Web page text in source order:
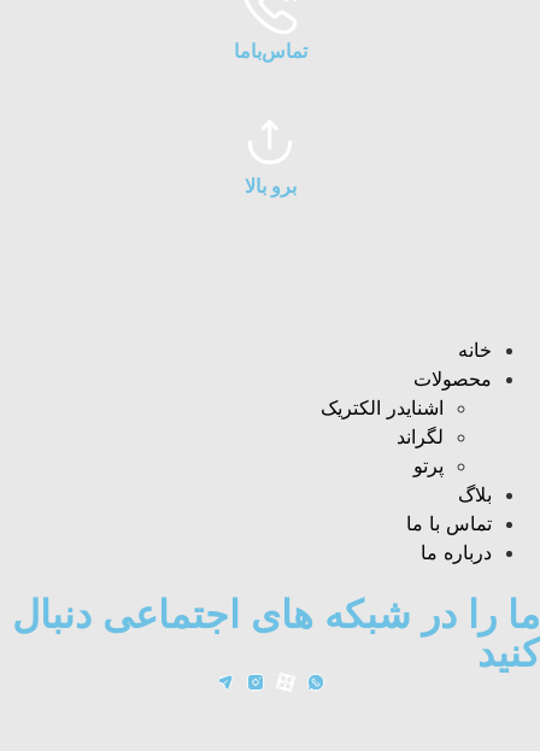
تماس‌با‌ما
برو بالا
خانه
محصولات
اشنایدر الکتریک
لگراند
پرتو
بلاگ
تماس با ما
درباره ما
ما را در شبکه های اجتماعی دنبال
کنید